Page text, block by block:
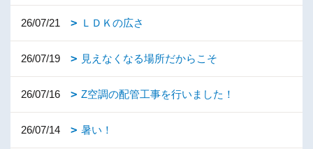
26/07/21 ＬＤＫの広さ
26/07/19 見えなくなる場所だからこそ
26/07/16 Z空調の配管工事を行いました！
26/07/14 暑い！